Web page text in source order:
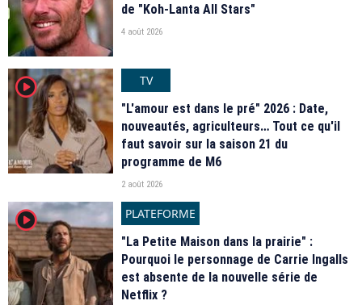
de "Koh-Lanta All Stars"
4 août 2026
player2
TV
"L'amour est dans le pré" 2026 : Date,
nouveautés, agriculteurs… Tout ce qu'il
faut savoir sur la saison 21 du
programme de M6
2 août 2026
player2
PLATEFORME
"La Petite Maison dans la prairie" :
Pourquoi le personnage de Carrie Ingalls
est absente de la nouvelle série de
Netflix ?